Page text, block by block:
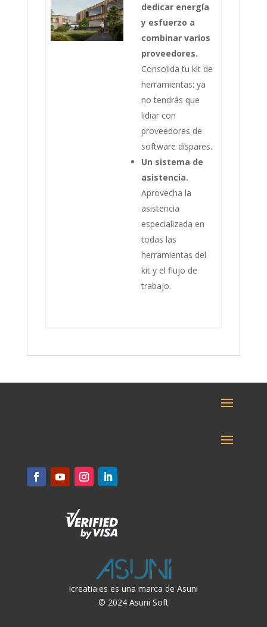
dedicar energía
y esfuerzo a
combinar varios
proveedores.
Consolida tu kit de
herramientas: ya
no tendrás que
lidiar con
proveedores de
software dispares.
Un sistema de
asistencia.
Aprovecha la
asistencia
especializada en
todas las
herramientas del
kit y el flujo de
trabajo.
Icreatia.es es una marca de Asuni
© 2024 Asuni Soft